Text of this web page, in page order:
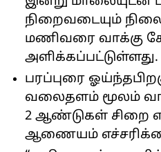
நிறைவடையும்
மணிவரை வாக்கு
அளிக்கப்பட்டுள்ளது.
பரப்புரை
வலைதளம் மூலம்
2 ஆண்டுகள் சிறை
ஆணையம்